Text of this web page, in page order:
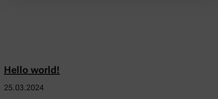
Hello world!
25.03.2024